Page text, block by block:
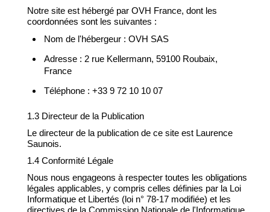
Notre site est hébergé par OVH France, dont les
coordonnées sont les suivantes :
Nom de l'hébergeur : OVH SAS
Adresse : 2 rue Kellermann, 59100 Roubaix,
France
Téléphone : +33 9 72 10 10 07
1.3 Directeur de la Publication
Le directeur de la publication de ce site est Laurence
Saunois.
1.4 Conformité Légale
Nous nous engageons à respecter toutes les obligations
légales applicables, y compris celles définies par la Loi
Informatique et Libertés (loi n° 78-17 modifiée) et les
directives de la Commission Nationale de l'Informatique